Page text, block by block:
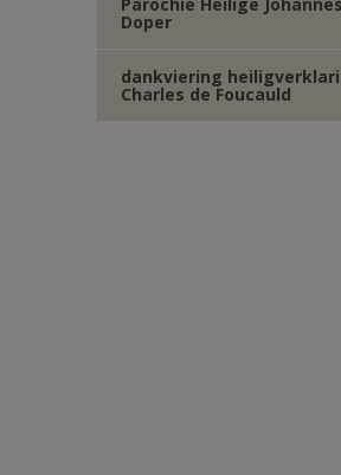
Doper
dankviering
Charles de Foucauld